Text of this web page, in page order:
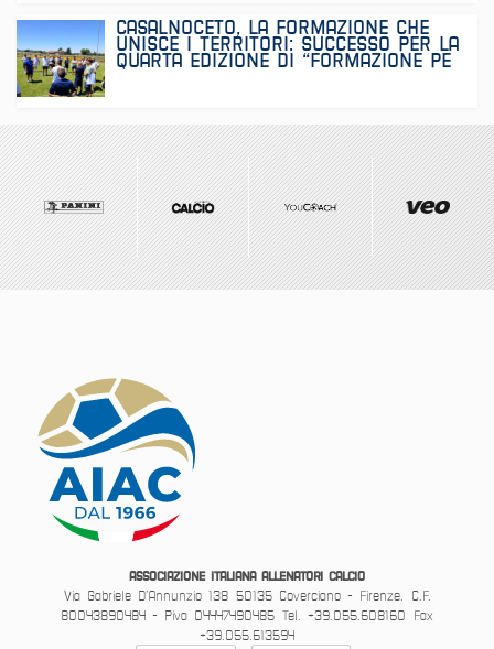
CASALNOCETO, LA FORMAZIONE CHE
UNISCE I TERRITORI: SUCCESSO PER LA
QUARTA EDIZIONE DI “FORMAZIONE PE
ASSOCIAZIONE ITALIANA ALLENATORI CALCIO
Via Gabriele D’Annunzio 138 50135 Coverciano - Firenze.
C.F.
80043890484 - Piva 04447490485 Tel. +39.055.608160
Fax
+39.055.613594